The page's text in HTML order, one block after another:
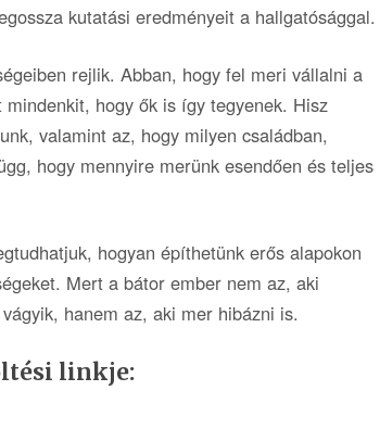
kutatási eredményeit a hallgatósággal.
rejlik. Abban, hogy fel meri vállalni a
hogy ők is így tegyenek. Hisz
valamint az, hogy milyen családban,
hogy mennyire merünk esendően és teljes
hogyan építhetünk erős alapokon
Mert a bátor ember nem az, aki
hanem az, aki mer hibázni is.
linkje: